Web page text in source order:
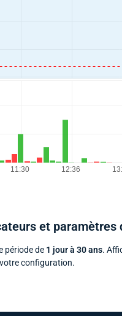
et paramètres
période de 1 jour à 30 ans.
configuration.